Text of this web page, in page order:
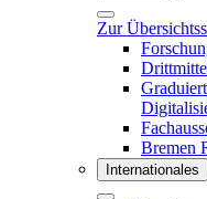
Zur
Bremen
Internationales